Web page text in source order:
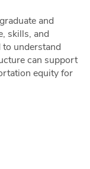
and
skills, and
understand
can support
equity for